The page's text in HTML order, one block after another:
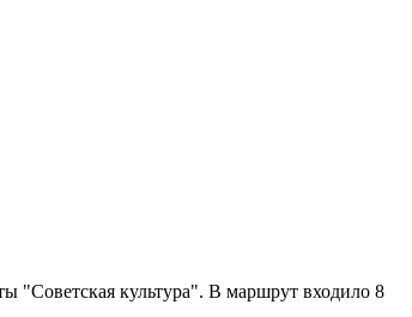
"Советская культура". В маршрут входило 8